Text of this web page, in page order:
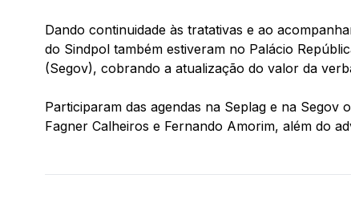
Dando continuidade às tratativas e ao
do Sindpol também estiveram no Palácio
(Segov), cobrando a atualização do valor da
Participaram das agendas na Seplag e na Segov
Fagner Calheiros e Fernando Amorim, além do